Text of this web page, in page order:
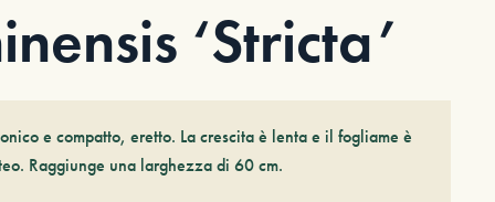
‘Stricta’
e compatto, eretto. La crescita è lenta e il fogliame è
Raggiunge una larghezza di 60 cm.